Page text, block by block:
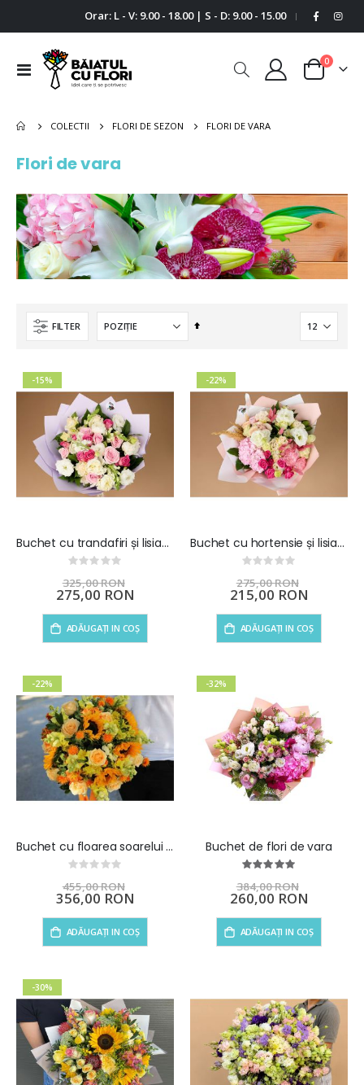
Orar: L - V: 9.00 - 18.00 | S - D: 9.00 - 15.00 |
Comutare
Cart
0
COLECTII FLORI DE SEZON FLORI DE VARA
Flori de vara
FILTER
Setați
-15%
Buchet cu trandafiri și lisianthus – Pink Harmony
Rating:
325,00 RON
Preț
special
275,00 RON
ADĂUGAȚI IN COȘ
-22%
Buchet cu hortensie și lisianthus - Soft Elegance
Rating:
275,00 RON
Preț
special
215,00 RON
ADĂUGAȚI IN COȘ
-22%
Buchet cu floarea soarelui si trandafiri Sunny Feelings
Rating:
455,00 RON
Preț
special
356,00 RON
ADĂUGAȚI IN COȘ
-32%
Buchet de flori de vara
Rating:
384,00 RON
Preț
special
260,00 RON
ADĂUGAȚI IN COȘ
-30%